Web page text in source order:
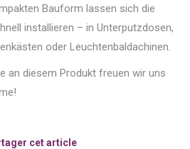
Bauform lassen sich die
installieren – in Unterputzdosen,
oder Leuchtenbaldachinen.
an diesem Produkt freuen wir uns
cet article